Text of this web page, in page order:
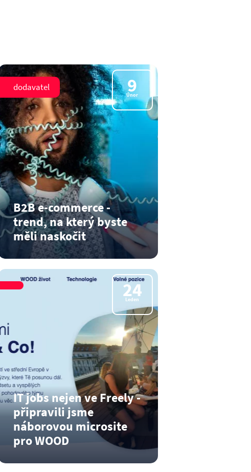
9
Únor
dodavatel
B2B e-commerce -
trend, na který byste
měli naskočit
Na vztazích B2B obchod stojí a
Číst dál 24
Leden
IT jobs nejen ve Freely -
připravili jsme
náborovou microsite
pro WOOD